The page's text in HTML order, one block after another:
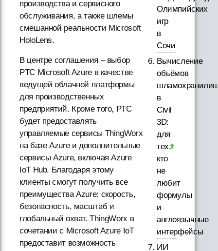
производства и сервисного
обслуживания, а также шлемы
смешанной реальности Microsoft
HoloLens.
В центре соглашения – выбор
PTC Microsoft Azure в качестве
ведущей облачной платформы
для производственных
предприятий. Кроме того, PTC
будет предоставлять
управляемые сервисы ThingWorx
на базе Azure и дополнительные
сервисы Azure, включая Azure
IoT Hub. Благодаря этому
клиенты смогут получить все
преимущества Azure: скорость,
безопасность, масштаб и
глобальный охват. ThingWorx в
сочетании с Microsoft Azure IoT
предоставит возможность
Олимпийских
игр
в
Сочи
Вычисление
объёмов
в
Civil
3D:
для
тех,
кто
не
любит
формулы
и
англоязычные
интерфейсы
ИИ